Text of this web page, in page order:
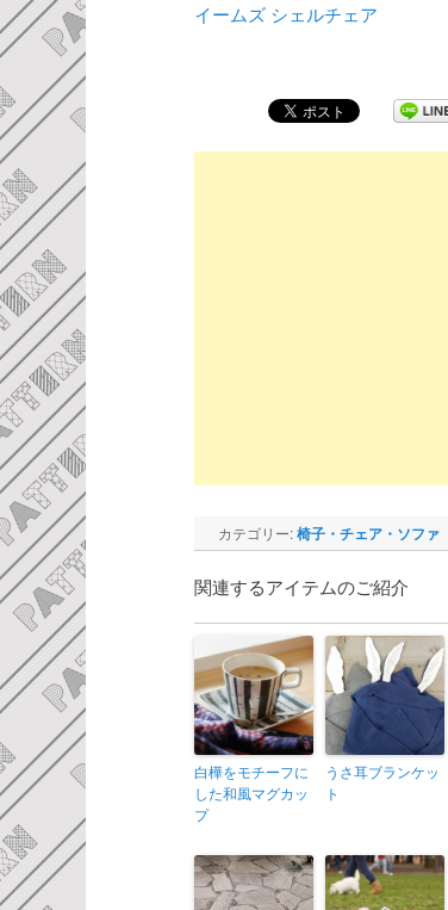
イームズ シェルチェア
カテゴリー:椅子・チェア・ソファ
関連するアイテムのご紹介
白樺をモチーフに
した和風マグカッ
プ
うさ耳ブランケッ
ト